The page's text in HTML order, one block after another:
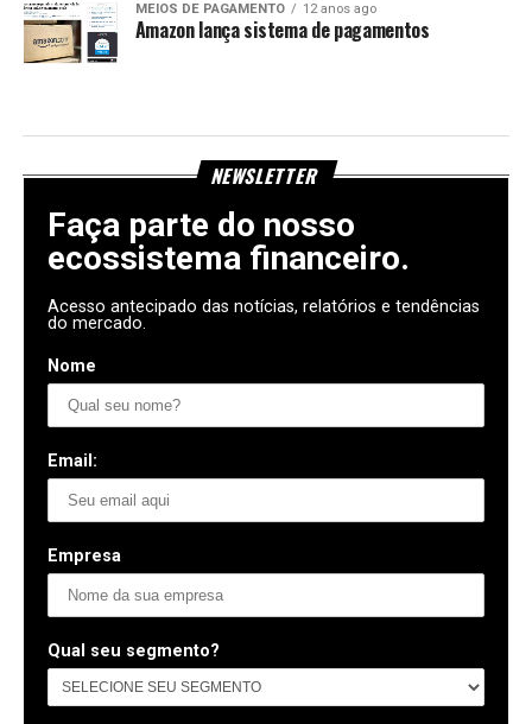
MEIOS DE PAGAMENTO 12 anos ago
Amazon lança sistema de pagamentos
NEWSLETTER
Faça parte do nosso
ecossistema financeiro.
Acesso antecipado das notícias, relatórios e tendências
do mercado.
Nome
Email:
Empresa
Qual seu segmento?